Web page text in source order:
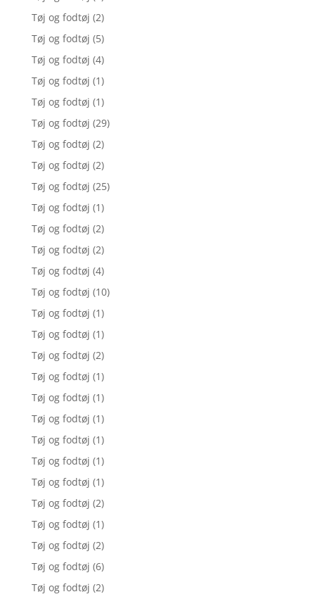
Tøj og fodtøj (2)
Tøj og fodtøj (5)
Tøj og fodtøj (4)
Tøj og fodtøj (1)
Tøj og fodtøj (1)
Tøj og fodtøj (29)
Tøj og fodtøj (2)
Tøj og fodtøj (2)
Tøj og fodtøj (25)
Tøj og fodtøj (1)
Tøj og fodtøj (2)
Tøj og fodtøj (2)
Tøj og fodtøj (4)
Tøj og fodtøj (10)
Tøj og fodtøj (1)
Tøj og fodtøj (1)
Tøj og fodtøj (2)
Tøj og fodtøj (1)
Tøj og fodtøj (1)
Tøj og fodtøj (1)
Tøj og fodtøj (1)
Tøj og fodtøj (1)
Tøj og fodtøj (1)
Tøj og fodtøj (2)
Tøj og fodtøj (1)
Tøj og fodtøj (2)
Tøj og fodtøj (6)
Tøj og fodtøj (2)